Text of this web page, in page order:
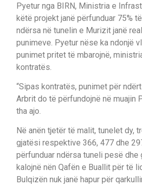
Pyetur nga BIRN, Ministria e
këtë projekt janë përfunduar 75%
ndërsa në tunelin e Murizit janë
punimeve. Pyetur nëse ka ndonjë
punimet pritet të mbarojnë,
kontratës.
“Sipas kontratës, punimet për
Arbrit do të përfundojnë në muajin
tha ajo.
Në anën tjetër të malit, tunelet dy,
gjatësi respektive 366, 477 dhe
përfunduar ndërsa tuneli pesë
kalojnë nën Qafën e Buallit për të
Bulqizën nuk janë hapur për